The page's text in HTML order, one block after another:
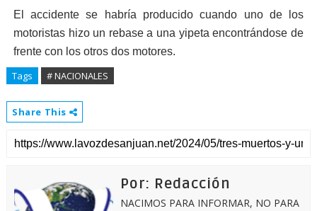
El accidente se habría producido cuando uno de los
motoristas hizo un rebase a una yipeta encontrándose de
frente con los otros dos motores.
Tags # NACIONALES
Share This
Por: Redacción
NACIMOS PARA INFORMAR, NO PARA